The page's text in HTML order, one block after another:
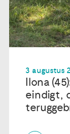
3 augustus
Ilona
eindigt,